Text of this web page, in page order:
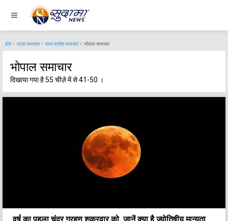
होम ताज़ा समाचार मध्य प्रदेश समाचार भोपाल समाचार
भोपाल समाचार
दिखाया गया है 55 चीज़े में से 41-50 ।